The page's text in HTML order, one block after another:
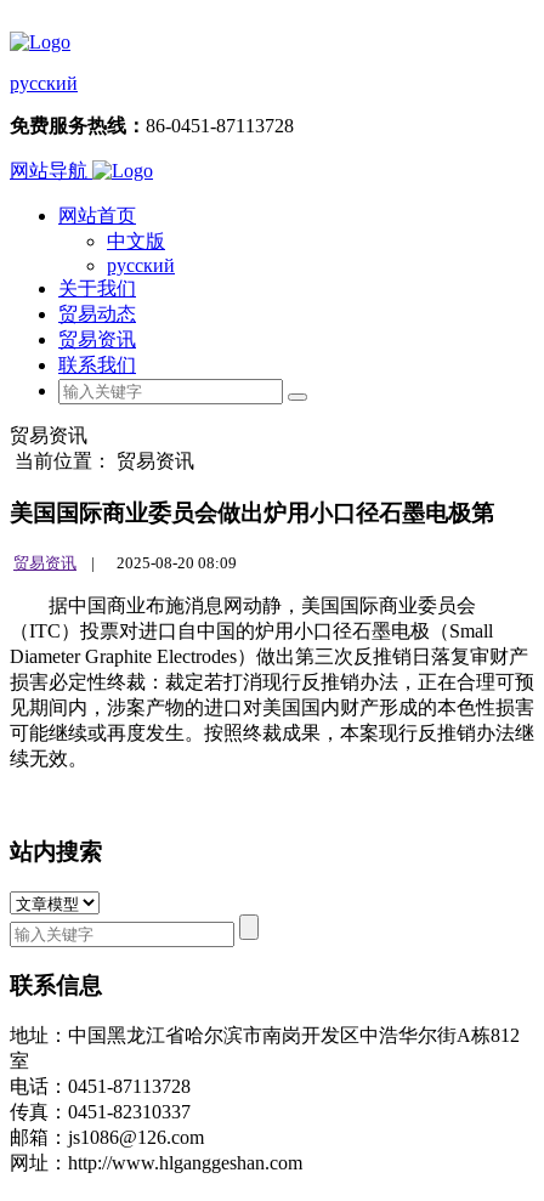
русский
免费服务热线： 86-0451-87113728
网站导航
网站首页
中文版
русский
关于我们
贸易动态
贸易资讯
联系我们
贸易资讯
当前位置： 贸易资讯
美国国际商业委员会做出炉用小口径石墨电极第
贸易资讯 | 2025-08-20 08:09
据中国商业布施消息网动静，美国国际商业委员会
（ITC）投票对进口自中国的炉用小口径石墨电极（Small
Diameter Graphite Electrodes）做出第三次反推销日落复审财产
损害必定性终裁：裁定若打消现行反推销办法，正在合理可预
见期间内，涉案产物的进口对美国国内财产形成的本色性损害
可能继续或再度发生。按照终裁成果，本案现行反推销办法继
续无效。
站内搜索
联系信息
地址：中国黑龙江省哈尔滨市南岗开发区中浩华尔街A栋812
室
电话：0451-87113728
传真：0451-82310337
邮箱：js1086@126.com
网址：http://www.hlganggeshan.com